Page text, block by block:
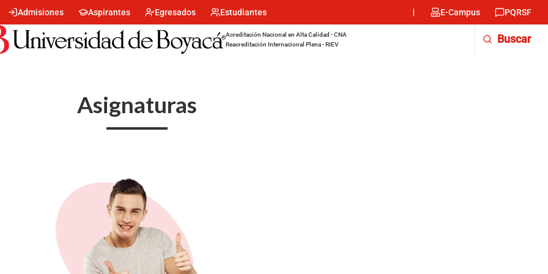
Menu
encabezado
-
Centro
Admisiones Aspirantes Egresados Estudiantes
Menu
encabezado
E-Campus PQRSF
Acreditación Nacional en Alta Calidad - CNA
Reacreditación Internacional Plena - RIEV
Buscar
Asignaturas